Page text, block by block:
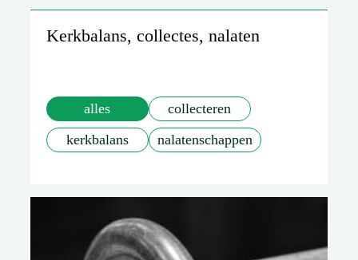
Kerkbalans, collectes, nalaten
alles
collecteren
kerkbalans
nalatenschappen